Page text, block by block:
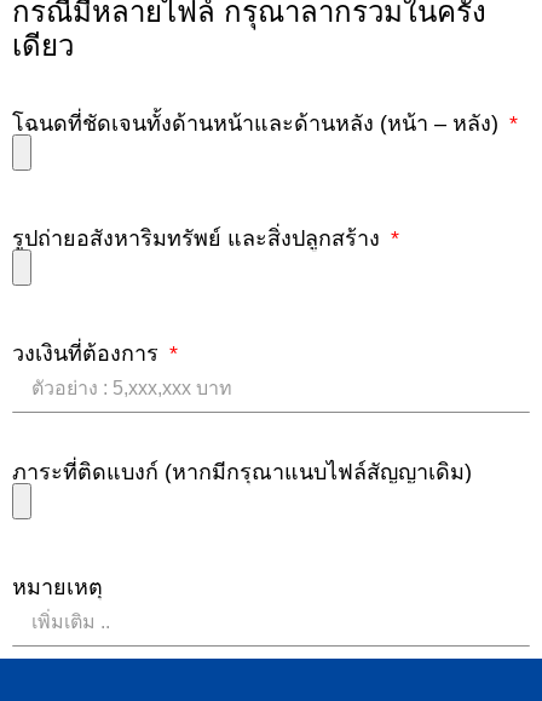
กรณีมีหลายไฟล์ กรุณาลากรวมในครั้ง
เดียว
โฉนดที่ชัดเจนทั้งด้านหน้าและด้านหลัง (หน้า – หลัง)
รูปถ่ายอสังหาริมทรัพย์ และสิ่งปลูกสร้าง
วงเงินที่ต้องการ
ภาระที่ติดแบงก์ (หากมีกรุณาแนบไฟล์สัญญาเดิม)
หมายเหตุ